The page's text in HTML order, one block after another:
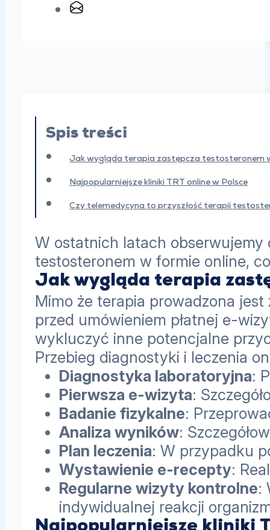
Spis treści
Jak wygląda terapia zastępcza testosteronem
Najpopularniejsze kliniki TRT online w Polsce
Czy telemedycyna to przyszłość terapii
W ostatnich latach obserwujemy
testosteronem w formie online,
Jak wygląda terapia
Mimo że terapia prowadzona
przed umówieniem płatnej e-
wykluczyć inne potencjalne
Przebieg diagnostyki i leczenia
Diagnostyka laboratoryjna:
Pierwsza e-wizyta:
Badanie fizykalne:
Analiza wyników:
Plan leczenia: W przypadku
Wystawienie e-recepty:
Regularne wizyty kontrolne:
indywidualnej reakcji